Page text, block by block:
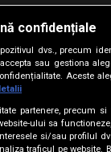
confidențiale
dvs., precum
sau gestiona
Aceste
partenere, precum si
ului sa
si/sau profilul
traficul pe website.